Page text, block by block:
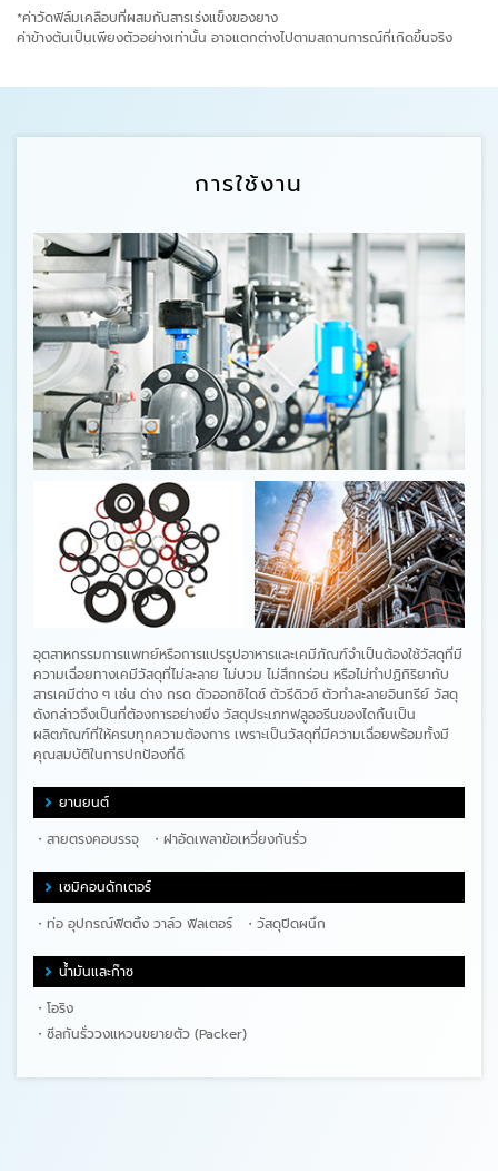
*ค่าวัดฟิล์มเคลือบที่ผสมกันสารเร่งแข็งของยาง
ค่าข้างต้นเป็นเพียงตัวอย่างเท่านั้น อาจแตกต่างไปตามสถานการณ์ที่เกิดขึ้นจริง
การใช้งาน
อุตสาหกรรมการแพทย์หรือการแปรรูปอาหารและเคมีภัณฑ์จำเป็นต้องใช้วัสดุที่มี
ความเฉื่อยทางเคมีวัสดุที่ไม่ละลาย ไม่บวม ไม่สึกกร่อน หรือไม่ทำปฏิกิริยากับ
สารเคมีต่าง ๆ เช่น ด่าง กรด ตัวออกซิไดซ์ ตัวรีดิวซ์ ตัวทำละลายอินทรีย์ วัสดุ
ดังกล่าวจึงเป็นที่ต้องการอย่างยิ่ง วัสดุประเภทฟลูออรีนของไดกิ้นเป็น
ผลิตภัณฑ์ที่ให้ครบทุกความต้องการ เพราะเป็นวัสดุที่มีความเฉื่อยพร้อมทั้งมี
คุณสมบัติในการปกป้องที่ดี
ยานยนต์
สายตรงคอบรรจุ
ฝาอัดเพลาข้อเหวี่ยงกันรั่ว
เซมิคอนดักเตอร์
ท่อ อุปกรณ์ฟิตติ้ง วาล์ว ฟิลเตอร์
วัสดุปิดผนึก
น้ำมันและก๊าซ
โอริง
ซีลกันรั่ววงแหวนขยายตัว (Packer)